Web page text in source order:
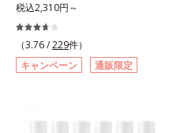
ッドファンデ。みずみずしく、とけ
込むように密着カバー毛穴レスでな
めらかな質感美へ導く、リキッドフ
ァンデーション「カバーはしたいけ
ど厚塗り感はイヤ」「素肌がもとも
なのにピタッと密着し、肌悩み
税込2,310円～
（3.76 /229件）
キャンペーン
通販限定